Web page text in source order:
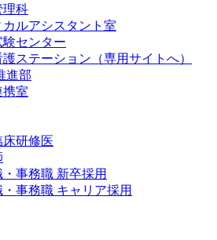
理科
カルアシスタント室
験センター
ステーション（専用サイトへ）
進部
携室
研修医
事務職 新卒採用
事務職 キャリア採用